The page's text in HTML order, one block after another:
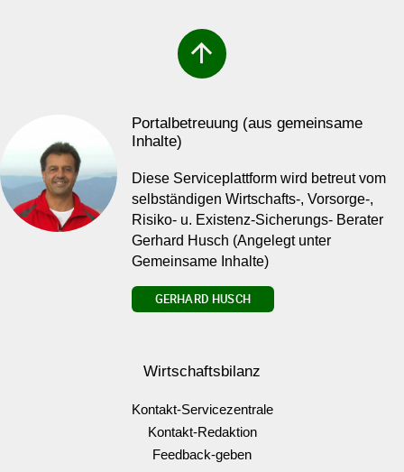
arrow_upward
Portalbetreuung (aus gemeinsame
Inhalte)
Diese Serviceplattform wird betreut vom
selbständigen Wirtschafts-, Vorsorge-,
Risiko- u. Existenz-Sicherungs- Berater
Gerhard Husch (Angelegt unter
Gemeinsame Inhalte)
GERHARD HUSCH
Wirtschaftsbilanz
Kontakt-Servicezentrale
Kontakt-Redaktion
Feedback-geben